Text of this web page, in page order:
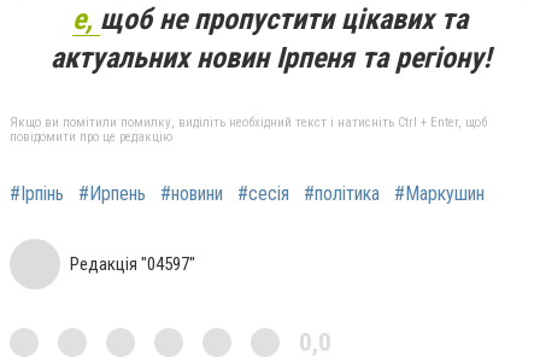
e, щоб не пропустити цікавих та
актуальних новин Ірпеня та регіону!
Якщо ви помітили помилку, виділіть необхідний текст і натисніть Ctrl + Enter, щоб
повідомити про це редакцію
#Ірпінь #Ирпень #новини #сесія #політика #Маркушин
Редакція "04597"
0,0